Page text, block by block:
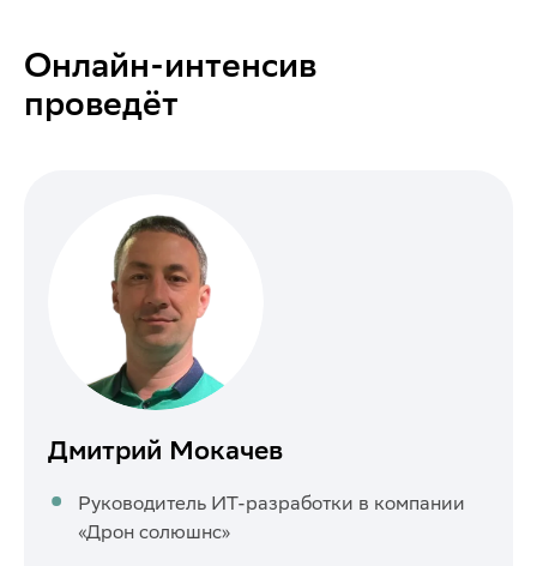
Онлайн-интенсив
проведёт
Дмитрий Мокачев
Руководитель ИТ-разработки в компании
«Дрон солюшнс»